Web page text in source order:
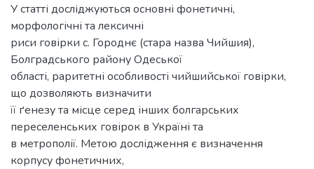
У статті досліджуються основні фонетичні,
морфологічні та лексичні
риси говірки с. Городнє (стара назва Чийшия),
Болградського району Одеської
області, раритетні особливості чийшийської говірки,
що дозволяють визначити
її ґенезу та місце серед інших болгарських
переселенських говірок в Україні та
в метрополії. Метою дослідження є визначення
корпусу фонетичних,